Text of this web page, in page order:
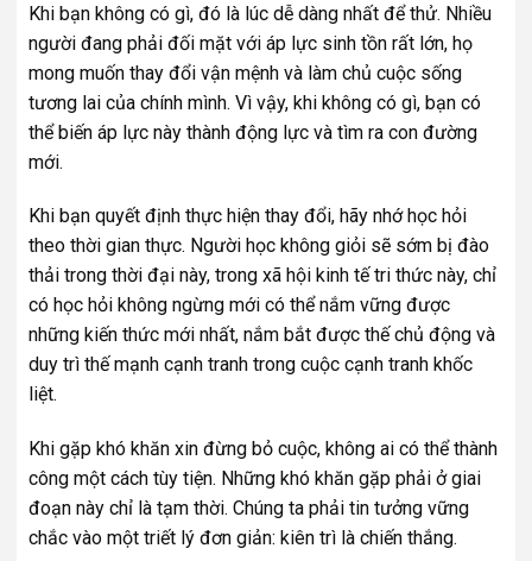
Khi bạn không có gì, đó là lúc dễ dàng nhất để thử. Nhiều
người đang phải đối mặt với áp lực sinh tồn rất lớn, họ
mong muốn thay đổi vận mệnh và làm chủ cuộc sống
tương lai của chính mình. Vì vậy, khi không có gì, bạn có
thể biến áp lực này thành động lực và tìm ra con đường
mới.
Khi bạn quyết định thực hiện thay đổi, hãy nhớ học hỏi
theo thời gian thực. Người học không giỏi sẽ sớm bị đào
thải trong thời đại này, trong xã hội kinh tế tri thức này, chỉ
có học hỏi không ngừng mới có thể nắm vững được
những kiến ​​thức mới nhất, nắm bắt được thế chủ động và
duy trì thế mạnh cạnh tranh trong cuộc cạnh tranh khốc
liệt.
Khi gặp khó khăn xin đừng bỏ cuộc, không ai có thể thành
công một cách tùy tiện. Những khó khăn gặp phải ở giai
đoạn này chỉ là tạm thời. Chúng ta phải tin tưởng vững
chắc vào một triết lý đơn giản: kiên trì là chiến thắng.